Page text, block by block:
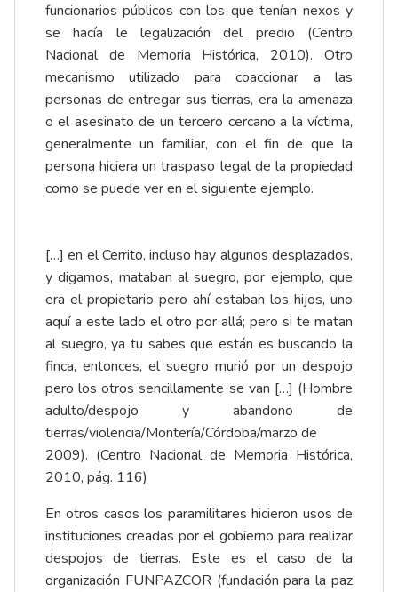
funcionarios públicos con los que tenían nexos y
se hacía le legalización del predio (Centro
Nacional de Memoria Histórica, 2010). Otro
mecanismo utilizado para coaccionar a las
personas de entregar sus tierras, era la amenaza
o el asesinato de un tercero cercano a la víctima,
generalmente un familiar, con el fin de que la
persona hiciera un traspaso legal de la propiedad
como se puede ver en el siguiente ejemplo.
[…] en el Cerrito, incluso hay algunos desplazados,
y digamos, mataban al suegro, por ejemplo, que
era el propietario pero ahí estaban los hijos, uno
aquí a este lado el otro por allá; pero si te matan
al suegro, ya tu sabes que están es buscando la
finca, entonces, el suegro murió por un despojo
pero los otros sencillamente se van […] (Hombre
adulto/despojo y abandono de
tierras/violencia/Montería/Córdoba/marzo de
2009). (Centro Nacional de Memoria Histórica,
2010, pág. 116)
En otros casos los paramilitares hicieron usos de
instituciones creadas por el gobierno para realizar
despojos de tierras. Este es el caso de la
organización FUNPAZCOR (fundación para la paz